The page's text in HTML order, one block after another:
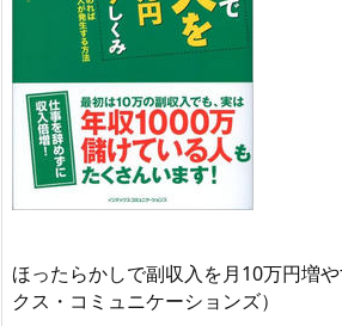
ほったらかしで副収入を月10万円増
クス・コミュニケーションズ）